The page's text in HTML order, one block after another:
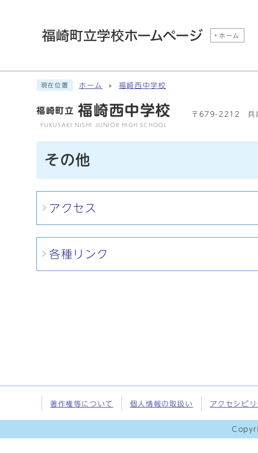
ホーム
現在位置 ホーム 福崎西中学校
福崎町立 福崎西中学校
FUKUSAKI NISHI JUNIOR HIGH SCHOOL
〒679-2212 兵
その他
メインメニュー
アクセス
各種リンク
著作権等について 個人情報の取扱い アクセシビ